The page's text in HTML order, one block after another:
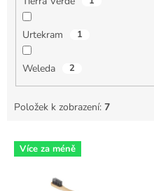
Urtekram 1
Weleda 2
Položek k zobrazení: 7
V Více za méně